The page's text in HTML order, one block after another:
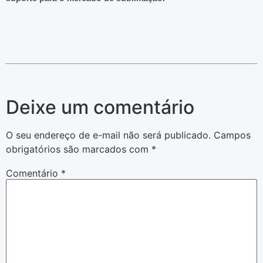
Deixe um comentário
O seu endereço de e-mail não será publicado. Campos
obrigatórios são marcados com *
Comentário *